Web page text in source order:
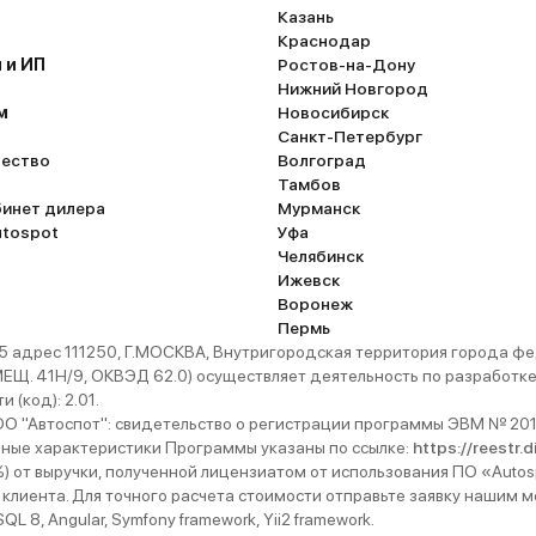
ИП
дилера
Казань
Краснодар
Ростов-на-Дону
Нижний Новгород
Новосибирск
Санкт-Петербург
Волгоград
Тамбов
Мурманск
Уфа
Челябинск
Ижевск
Воронеж
Пермь
111250, Г.МОСКВА, Внутригородская территория города
9, ОКВЭД 62.0) осуществляет деятельность по
(код): 2.01.
свидетельство о регистрации программы ЭВМ №
характеристики Программы указаны по ссылке: https://
выручки, полученной лицензиатом от использования ПО
Для точного расчета стоимости отправьте заявку
8, Angular, Symfony framework, Yii2 framework.